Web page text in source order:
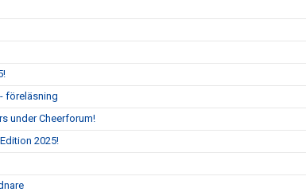
föreläsning
under Cheerforum!
2025!